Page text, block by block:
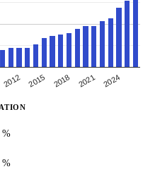
2012 2015 2018 2021 2024
%
%